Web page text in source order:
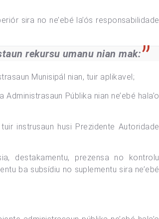
sira no ne’ebé la’ós responsabilidade
rekursu umanu nian mak:
Munisipál nian, tuir aplikavel;
Públika nian ne’ebé hala’o
instrusaun husi Prezidente Autoridade
destakamentu, prezensa no kontrolu
ba subsídiu no suplementu sira ne’ebé